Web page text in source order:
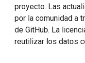
proyecto. Las
por la comunidad a
de GitHub. La
reutilizar los datos